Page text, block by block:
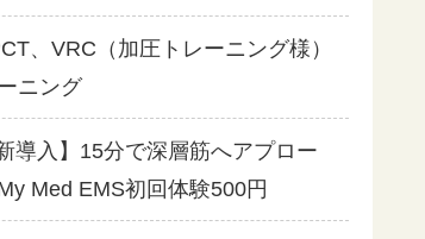
、VRC（加圧トレーニング様）
ニング
新導入】15分で深層筋へアプロー
Med EMS初回体験500円